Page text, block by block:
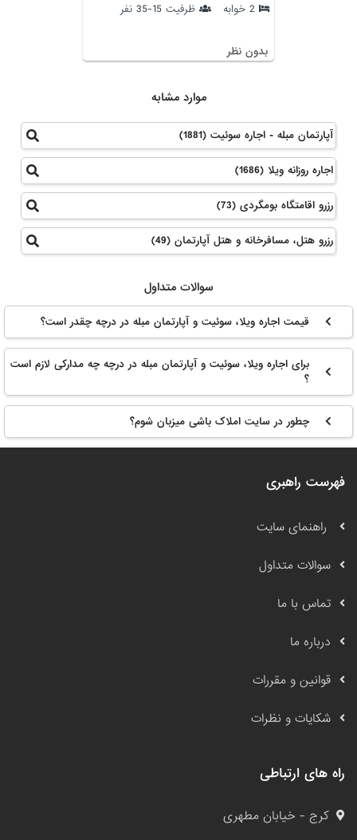
2 خوابه ظرفیت 15-35 نفر
بدون نظر
موارد مشابه
آپارتمان مبله - اجاره سوئیت (1881)
اجاره روزانه ویلا (1686)
رزرو اقامتگاه بومگردی (73)
رزرو هتل، مسافرخانه و هتل آپارتمان (49)
سوالات متداول
قیمت اجاره ویلا، سوئیت و آپارتمان مبله در درچه چقدر است؟
برای اجاره ویلا، سوئیت و آپارتمان مبله در درچه چه مدارکی لازم است
؟
چطور در سایت املاک باشی میزبان شوم؟
فهرست راهبری
راهنمای سایت
سوالات متداول
تماس با ما
درباره ما
قوانین و مقررات
شکایات و نظرات
راه های ارتباطی
کرج - خیابان مطهری